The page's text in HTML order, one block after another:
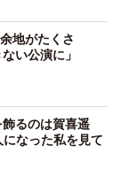
地がたくさ
い公演に」
るのは賀喜遥
なった私を見て